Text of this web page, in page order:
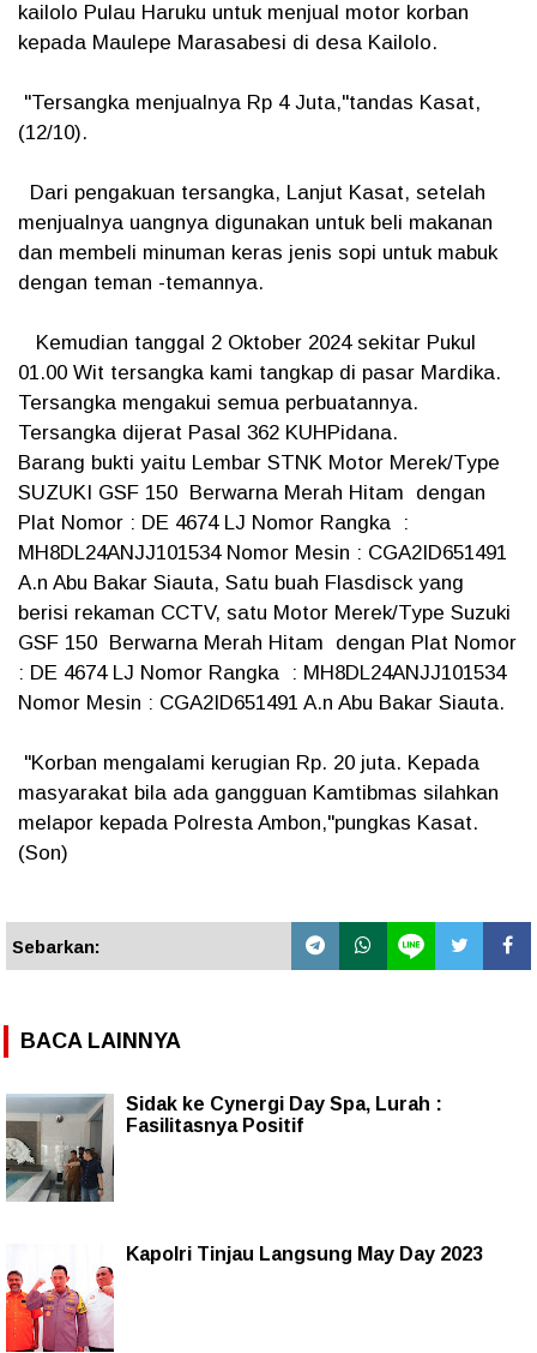
kailolo Pulau Haruku untuk menjual motor korban
kepada Maulepe Marasabesi di desa Kailolo.
"Tersangka menjualnya Rp 4 Juta,"tandas Kasat,
(12/10).
Dari pengakuan tersangka, Lanjut Kasat, setelah
menjualnya uangnya digunakan untuk beli makanan
dan membeli minuman keras jenis sopi untuk mabuk
dengan teman -temannya.
Kemudian tanggal 2 Oktober 2024 sekitar Pukul
01.00 Wit tersangka kami tangkap di pasar Mardika.
Tersangka mengakui semua perbuatannya.
Tersangka dijerat Pasal 362 KUHPidana.
Barang bukti yaitu Lembar STNK Motor Merek/Type
SUZUKI GSF 150 Berwarna Merah Hitam dengan
Plat Nomor : DE 4674 LJ Nomor Rangka :
MH8DL24ANJJ101534 Nomor Mesin : CGA2ID651491
A.n Abu Bakar Siauta, Satu buah Flasdisck yang
berisi rekaman CCTV, satu Motor Merek/Type Suzuki
GSF 150 Berwarna Merah Hitam dengan Plat Nomor
: DE 4674 LJ Nomor Rangka : MH8DL24ANJJ101534
Nomor Mesin : CGA2ID651491 A.n Abu Bakar Siauta.
"Korban mengalami kerugian Rp. 20 juta. Kepada
masyarakat bila ada gangguan Kamtibmas silahkan
melapor kepada Polresta Ambon,"pungkas Kasat.
(Son)
Sebarkan:
BACA LAINNYA
Sidak ke Cynergi Day Spa, Lurah :
Fasilitasnya Positif
Kapolri Tinjau Langsung May Day 2023